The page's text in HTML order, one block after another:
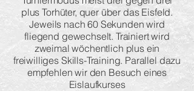
plus Torhüter, quer über das Eisfeld.
Jeweils nach 60 Sekunden wird
fliegend gewechselt. Trainiert wird
zweimal wöchentlich plus ein
freiwilliges Skills-Training. Parallel dazu
empfehlen wir den Besuch eines
Eislaufkurses